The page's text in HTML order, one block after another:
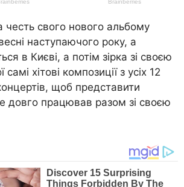
честь свого нового альбому
наступаючого року, а
в Києві, а потім зірка зі своєю
хітові композиції з усіх 12
щоб представити
довго працював разом зі своєю